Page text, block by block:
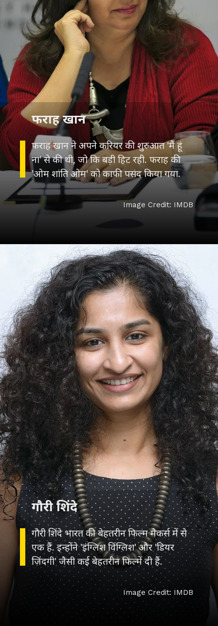
फराह खान ने अपने करियर की शुरुआत 'मैं हूं
ना' से की थी, जो कि बड़ी हिट रही. फराह की
'ओम शांति ओम' को काफी पसंद किया गया.
फराह खान
Image Credit: IMDB
गौरी शिंदे भारत की बेहतरीन फिल्म मेकर्स में से
एक हैं. इन्होंने 'इंग्लिश विंग्लिश' और 'डियर
ज़िंदगी' जैसी कई बेहतरीन फिल्में दी हैं.
गौरी शिंदे
Image Credit: IMDB